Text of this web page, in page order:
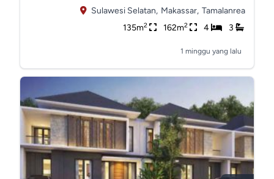
Sulawesi Selatan, Makassar, Tamalanrea
135m2 162m2 4 3
1 minggu yang lalu